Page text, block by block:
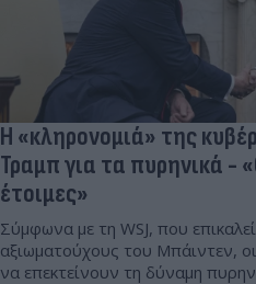
Η «κληρονομιά» της
Τραμπ για τα πυρηνικά -
έτοιμες»
Σύμφωνα με τη WSJ, που
αξιωματούχους του Μπάιντεν,
να επεκτείνουν τη δύναμη